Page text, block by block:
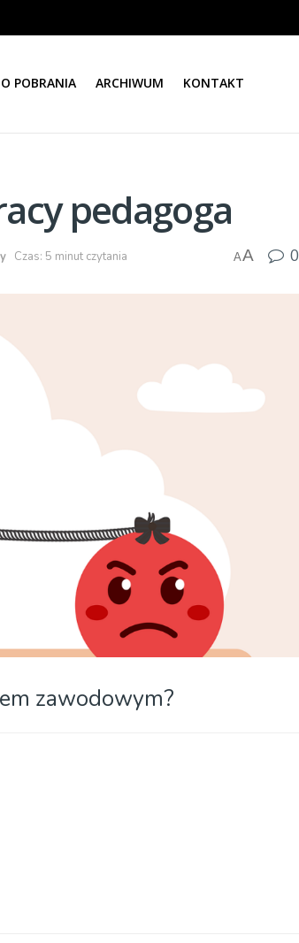
POBRANIA ARCHIWUM KONTAKT
pedagoga
Czas: 5 minut czytania AA 0
zawodowym?